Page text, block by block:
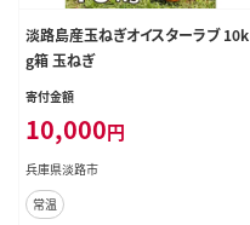
淡路島産玉ねぎオイスターラブ 10k
g箱 玉ねぎ
寄付金額
10,000円
兵庫県淡路市
常温